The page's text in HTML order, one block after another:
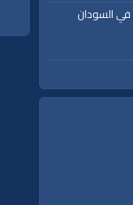
في السودان